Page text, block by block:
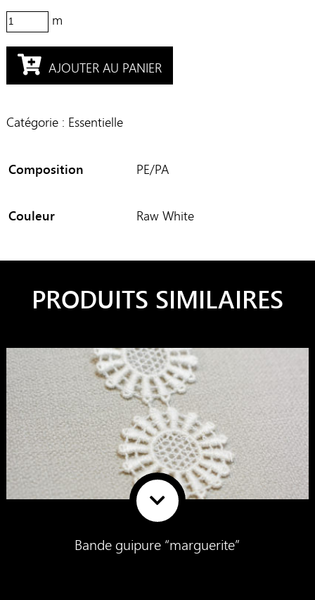
quantité
de
Dentelle
brodée AJOUTER AU PANIER
Catégorie : Essentielle
Composition PE/PA
Couleur Raw White
PRODUITS SIMILAIRES
Bande guipure “marguerite”